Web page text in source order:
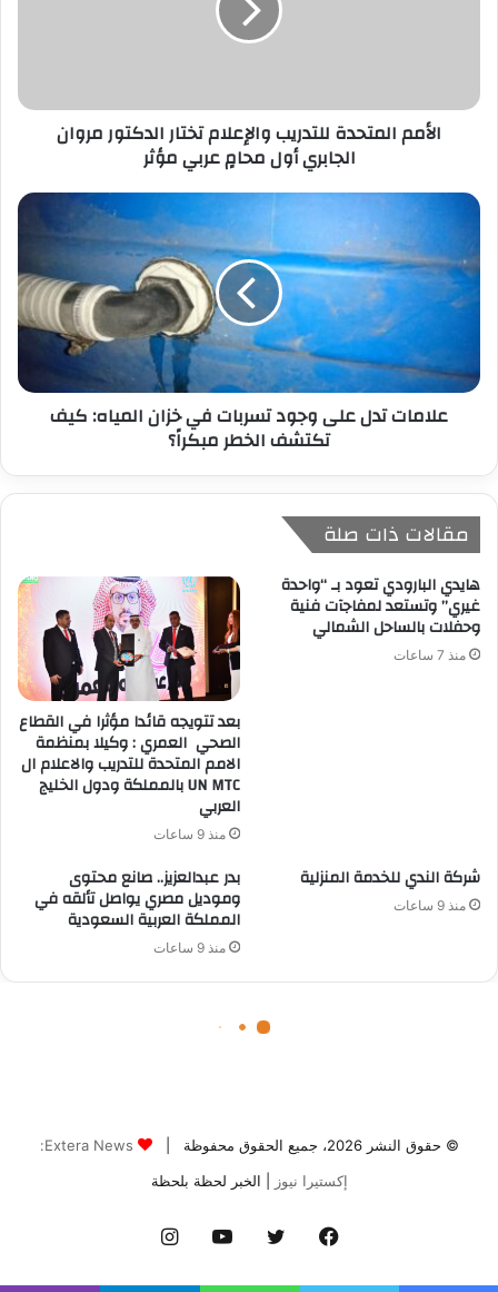
© حقوق النشر 2026، جميع الحقوق محفوظة |
Extera News:
إكستيرا نيوز
| الخبر لحظة بلحظة
فيسبوك تويتر يوتيوب